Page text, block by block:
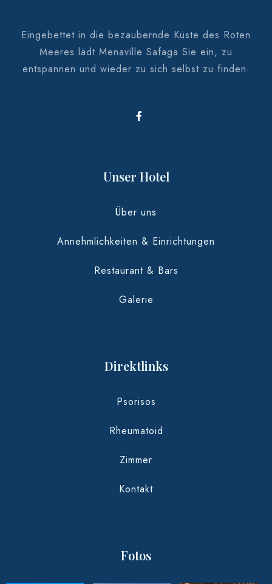
Eingebettet in die bezaubernde Küste des Roten
Meeres lädt Menaville Safaga Sie ein, zu
entspannen und wieder zu sich selbst zu finden.
Unser Hotel
Über uns
Annehmlichkeiten & Einrichtungen
Restaurant & Bars
Galerie
Direktlinks
Psorisos
Rheumatoid
Zimmer
Kontakt
Fotos